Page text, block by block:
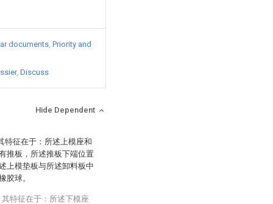
documents Priority and
Discuss
Hide Dependent
特征在于：所述上模座和
推板，所述推板下端位置
上模垫板与所述卸料板中
胶球。
特征在于：所述下模座